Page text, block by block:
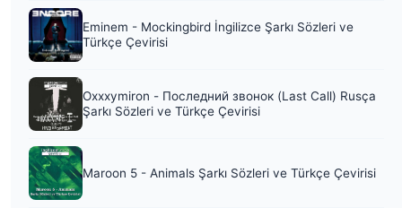
Eminem - Mockingbird İngilizce Şarkı Sözleri ve
Türkçe Çevirisi
Oxxxymiron - Последний звонок (Last Call) Rusça
Şarkı Sözleri ve Türkçe Çevirisi
Maroon 5 - Animals Şarkı Sözleri ve Türkçe Çevirisi